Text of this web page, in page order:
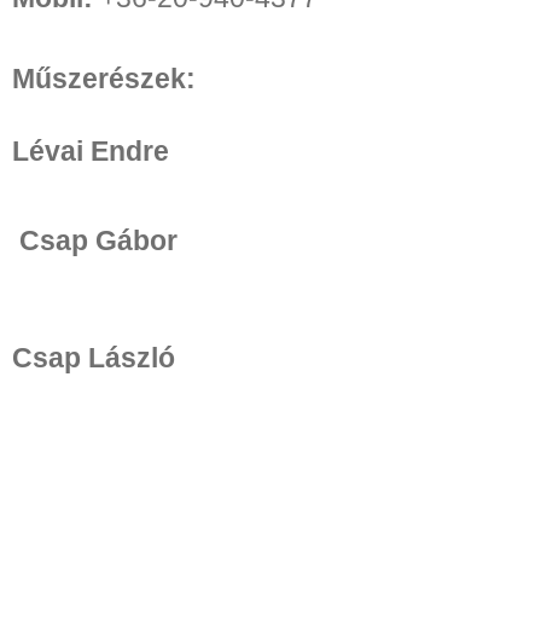
Műszerészek:
Lévai Endre
Csap Gábor
Csap László